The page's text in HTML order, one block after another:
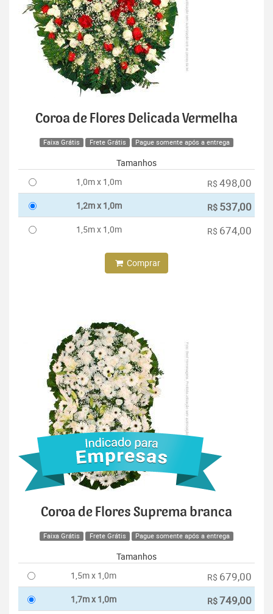
Coroa de Flores Delicada Vermelha
Faixa Grátis Frete Grátis Pague somente após a entrega
Tamanhos
1,0m x 1,0m
R$ 498,00
1,2m x 1,0m R$ 537,00
1,5m x 1,0m R$ 674,00
Comprar
Coroa de Flores Suprema branca
Faixa Grátis Frete Grátis Pague somente após a entrega
Tamanhos
1,5m x 1,0m
R$ 679,00
1,7m x 1,0m R$749,00